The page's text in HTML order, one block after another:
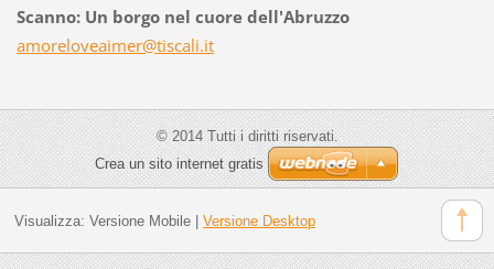
Scanno: Un borgo nel cuore dell'Abruzzo
amoreloveaimer@tiscali.it
© 2014 Tutti i diritti riservati.
Crea un sito internet gratis
Visualizza: Versione Mobile| Versione Desktop